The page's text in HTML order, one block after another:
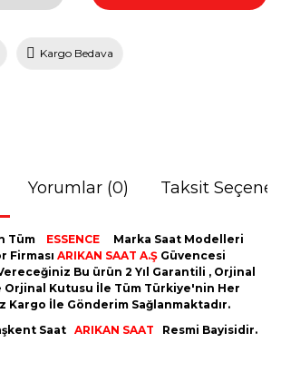
Kargo Bedava
Yorumlar (0) Taksit
Tüm ESSENCE
Marka Saat Modelleri
Firması ARIKAN SAAT A.Ş Güvencesi
Bu ürün 2 Yıl Garantili , Orjinal
Orjinal Kutusu İle Tüm Türkiye'nin Her
Kargo İle Gönderim Sağlanmaktadır.
Saat ARIKAN SAAT Resmi Bayisidir.